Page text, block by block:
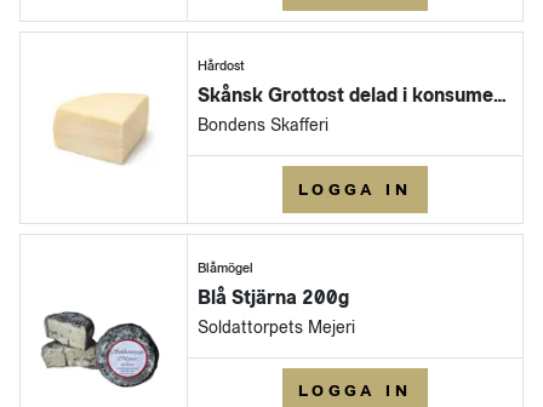
Hårdost
Skånsk Grottost delad i konsumentpack
Bondens Skafferi
LOGGA IN
Blåmögel
Blå Stjärna 200g
Soldattorpets Mejeri
LOGGA IN